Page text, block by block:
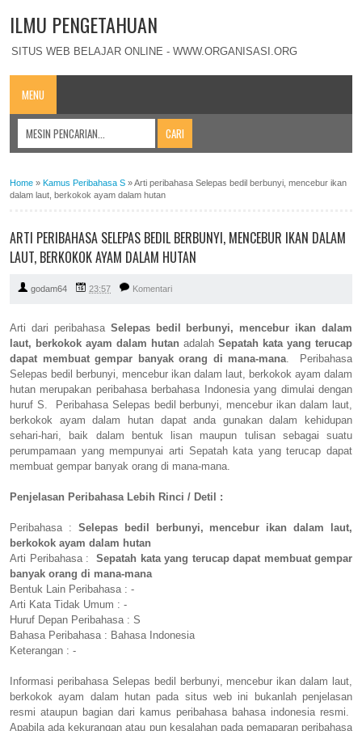
ILMU PENGETAHUAN
SITUS WEB BELAJAR ONLINE - WWW.ORGANISASI.ORG
MENU
Home » Kamus Peribahasa S »Arti peribahasa Selepas bedil berbunyi, mencebur ikan
dalam laut, berkokok ayam dalam hutan
ARTI PERIBAHASA SELEPAS BEDIL BERBUNYI, MENCEBUR IKAN DALAM
LAUT, BERKOKOK AYAM DALAM HUTAN
godam64 23:57 Komentari
Arti dari peribahasa Selepas bedil berbunyi, mencebur ikan dalam
laut, berkokok ayam dalam hutan adalah Sepatah kata yang terucap
dapat membuat gempar banyak orang di mana-mana. Peribahasa
Selepas bedil berbunyi, mencebur ikan dalam laut, berkokok ayam dalam
hutan merupakan peribahasa berbahasa Indonesia yang dimulai dengan
huruf S. Peribahasa Selepas bedil berbunyi, mencebur ikan dalam laut,
berkokok ayam dalam hutan dapat anda gunakan dalam kehidupan
sehari-hari, baik dalam bentuk lisan maupun tulisan sebagai suatu
perumpamaan yang mempunyai arti Sepatah kata yang terucap dapat
membuat gempar banyak orang di mana-mana.
Penjelasan Peribahasa Lebih Rinci / Detil :
Peribahasa : Selepas bedil berbunyi, mencebur ikan dalam laut,
berkokok ayam dalam hutan
Arti Peribahasa : Sepatah kata yang terucap dapat membuat gempar
banyak orang di mana-mana
Bentuk Lain Peribahasa : -
Arti Kata Tidak Umum : -
Huruf Depan Peribahasa : S
Bahasa Peribahasa : Bahasa Indonesia
Keterangan : -
Informasi peribahasa Selepas bedil berbunyi, mencebur ikan dalam laut,
berkokok ayam dalam hutan pada situs web ini bukanlah penjelasan
resmi ataupun bagian dari kamus peribahasa bahasa indonesia resmi.
Apabila ada kekurangan atau pun kesalahan pada pemaparan peribahasa